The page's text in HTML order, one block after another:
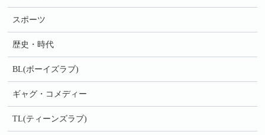
スポーツ
歴史・時代
BL(ボーイズラブ)
ギャグ・コメディー
TL(ティーンズラブ)